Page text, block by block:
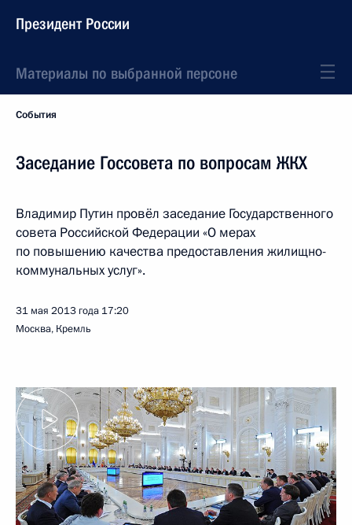
Президент России
Материалы по выбранной персоне
События
Заседание Госсовета по вопросам ЖКХ
Владимир Путин провёл заседание Государственного
совета Российской Федерации «О мерах
по повышению качества предоставления жилищно-
коммунальных услуг».
31 мая 2013 года 17:20
Москва, Кремль